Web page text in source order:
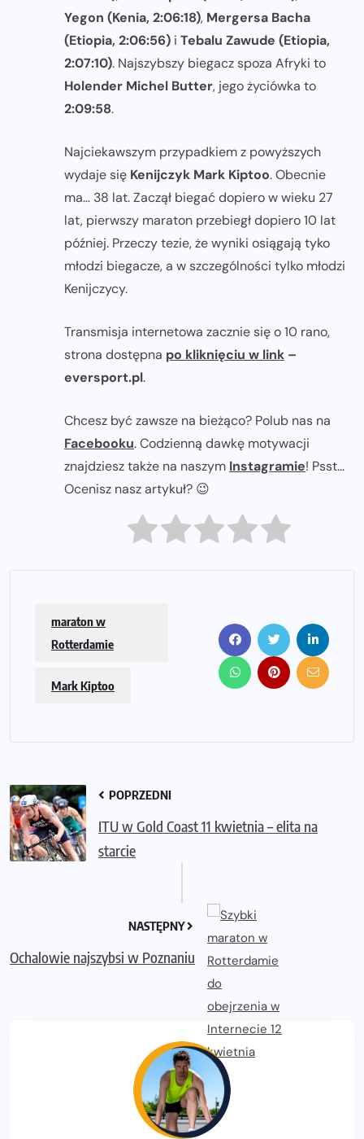
Yegon (Kenia, 2:06:18), Mergersa Bacha
(Etiopia, 2:06:56) i Tebalu Zawude (Etiopia,
2:07:10). Najszybszy biegacz spoza Afryki to
Holender Michel Butter, jego życiówka to
2:09:58.
Najciekawszym przypadkiem z powyższych
wydaje się Kenijczyk Mark Kiptoo. Obecnie
ma… 38 lat. Zaczął biegać dopiero w wieku 27
lat, pierwszy maraton przebiegł dopiero 10 lat
później. Przeczy tezie, że wyniki osiągają tyko
młodzi biegacze, a w szczególności tylko młodzi
Kenijczycy.
Transmisja internetowa zacznie się o 10 rano,
strona dostępna po kliknięciu w link –
eversport.pl.
Chcesz być zawsze na bieżąco? Polub nas na
Facebooku. Codzienną dawkę motywacji
znajdziesz także na naszym Instagramie! Psst...
Ocenisz nasz artykuł? 😉
maraton w
Rotterdamie
Mark Kiptoo
POPRZEDNI
ITU w Gold Coast 11 kwietnia – elita na
starcie
NASTĘPNY
Ochalowie najszybsi w Poznaniu